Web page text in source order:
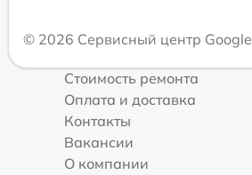
© 2026 Сервисный центр Google
Стоимость ремонта
Оплата и доставка
Контакты
Вакансии
О компании